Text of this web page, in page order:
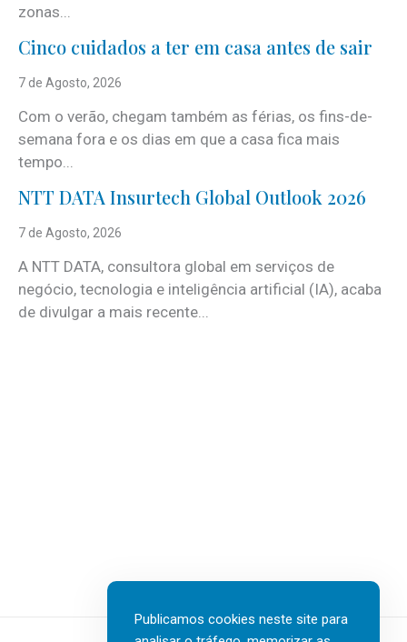
zonas...
Cinco cuidados a ter em casa antes de sair
7 de Agosto, 2026
Com o verão, chegam também as férias, os fins-de-
semana fora e os dias em que a casa fica mais
tempo...
NTT DATA Insurtech Global Outlook 2026
7 de Agosto, 2026
A NTT DATA, consultora global em serviços de
negócio, tecnologia e inteligência artificial (IA), acaba
de divulgar a mais recente...
Publicamos cookies neste site para